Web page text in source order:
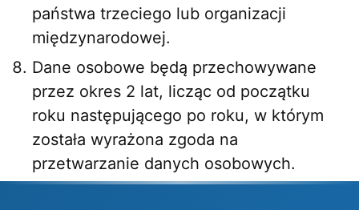
państwa trzeciego lub organizacji
międzynarodowej.
Dane osobowe będą przechowywane
przez okres 2 lat, licząc od początku
roku następującego po roku, w którym
została wyrażona zgoda na
przetwarzanie danych osobowych.